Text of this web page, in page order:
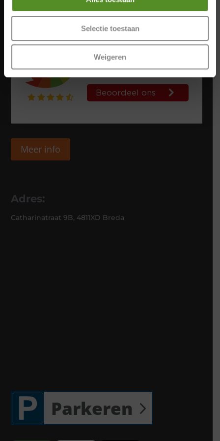
Selectie toestaan
Weigeren
Meer info
Adres:
Catharinatraat 9B, 4811XD Breda
Parkeren